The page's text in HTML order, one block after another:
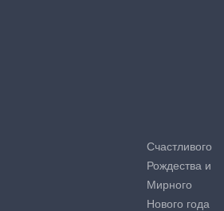
Счастливого
Рождества и
Мирного
Нового года